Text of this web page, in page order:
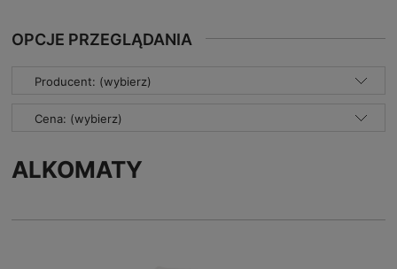
OPCJE PRZEGLĄDANIA
Producent: (wybierz)
Cena: (wybierz)
ALKOMATY